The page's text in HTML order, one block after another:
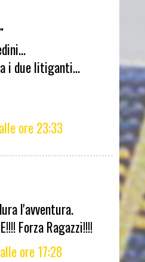
i due litiganti...
ore 23:33
l'avventura.
Forza Ragazzi!!!!
ore 17:28